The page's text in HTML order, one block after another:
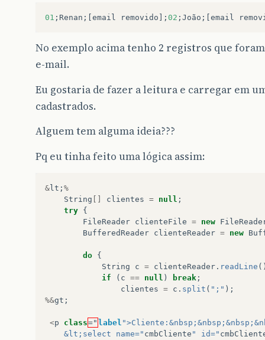
01 ; Renan ;[ email removido ]; 02 ; João ;[ email
No exemplo acima tenho 2 registros que
e-mail.
Eu gostaria de fazer a leitura e carregar em
cadastrados.
Alguem tem alguma ideia???
Pq eu tinha feito uma lógica assim:
& lt ; %
String
clientes = null ;
try {
FileReader clienteFile = new
BufferedReader clienteReader = new
do {
String
c = clienteReader . readLine
if
( c == null ) break ;
clientes = c . split ( ";" );
%&gt ;
<p class=" label
	&lt;select name="
cmbCliente " id="